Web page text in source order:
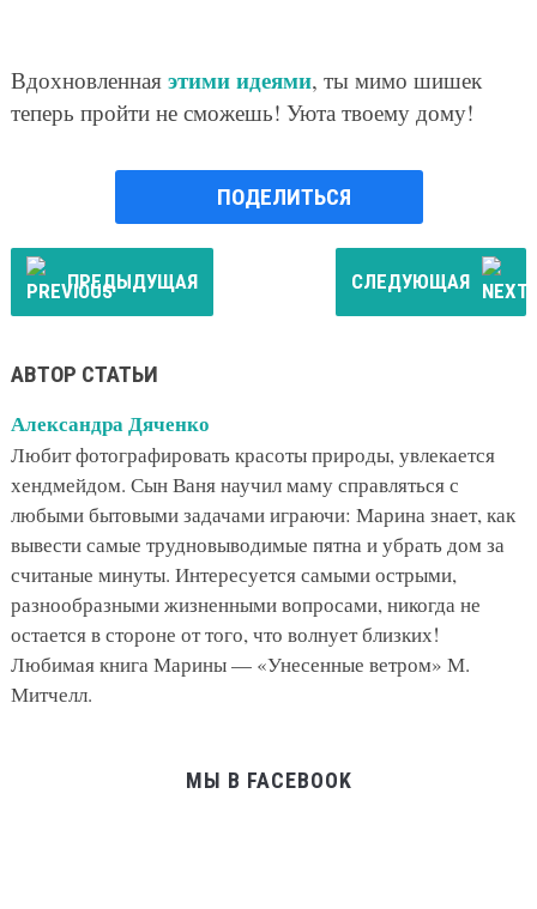
Вдохновленная этими идеями, ты мимо шишек
теперь пройти не сможешь! Уюта твоему дому!
ПОДЕЛИТЬСЯ
ПРЕДЫДУЩАЯ СЛЕДУЮЩАЯ
АВТОР СТАТЬИ
Александра Дяченко
Любит фотографировать красоты природы, увлекается
хендмейдом. Сын Ваня научил маму справляться с
любыми бытовыми задачами играючи: Марина знает, как
вывести самые трудновыводимые пятна и убрать дом за
считаные минуты. Интересуется самыми острыми,
разнообразными жизненными вопросами, никогда не
остается в стороне от того, что волнует близких!
Любимая книга Марины — «Унесенные ветром» М.
Митчелл.
МЫ В FACEBOOK